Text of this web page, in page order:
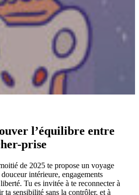
l’équilibre entre
prise
de 2025 te propose un voyage
intérieure, engagements
Tu es invitée à te reconnecter à
sensibilité sans la contrôler, et à